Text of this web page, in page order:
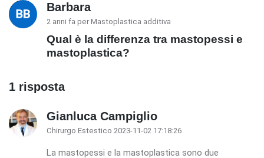
Barbara
2 anni fa per Mastoplastica additiva
Qual è la differenza tra mastopessi e
mastoplastica?
1 risposta
Gianluca Campiglio
Chirurgo Estestico 2023-11-02 17:18:26
La mastopessi e la mastoplastica sono due